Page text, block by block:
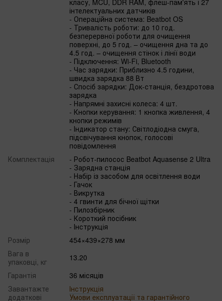
класу, MCU, DDR RAM, флеш-пам'ять і 27
інтелектуальних датчиків
- Операційна система: Beatbot OS
- Тривалість роботи: до 10 год.
безперервної роботи для очищення
поверхні, до 5 год. – очищення дна та до
4.5 год. – очищення стінок і лінії води
- Підключення: Wi-Fi, Bluetooth
- Час зарядки: Приблизно 4.5 години,
швидка зарядка 88 Вт
- Спосіб зарядки: Док-станція, бездротова
зарядка
- Напрямні захисні колеса: 4 шт.
- Кнопки керування: 1 кнопка живлення, 4
кнопки режимів
- Індикатор стану: Світлодіодна смуга,
підсвічування кнопок, голосові
повідомлення
Комплектація
- Робот-пилосос Beatbot Aquasense 2 Ultra
- Зарядна станція
- Набір із засобом для освітлення води
- Гачок
- Викрутка
- 4 гвинти для бічної щітки
- Пилозбірник
- Короткий посібник
- Інструкція
Розмір
454×439×278 мм
Вага в
упаковці, кг
13.20
Гарантія
36 місяців
Завантажте
додаткові
Інструкція
Умови експлуатації та гарантійного